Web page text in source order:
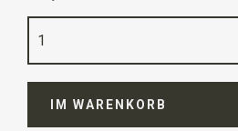
Farbe
Qualität
Länge 24 cm
IM WARENKORB